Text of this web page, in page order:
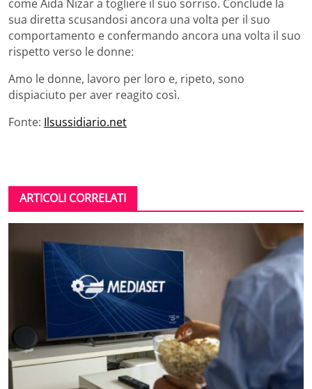
come Aida Nizar a togliere il suo sorriso. Conclude la
sua diretta scusandosi ancora una volta per il suo
comportamento e confermando ancora una volta il suo
rispetto verso le donne:
Amo le donne, lavoro per loro e, ripeto, sono
dispiaciuto per aver reagito così.
Fonte: Ilsussidiario.net
ARTICOLI CORRELATI